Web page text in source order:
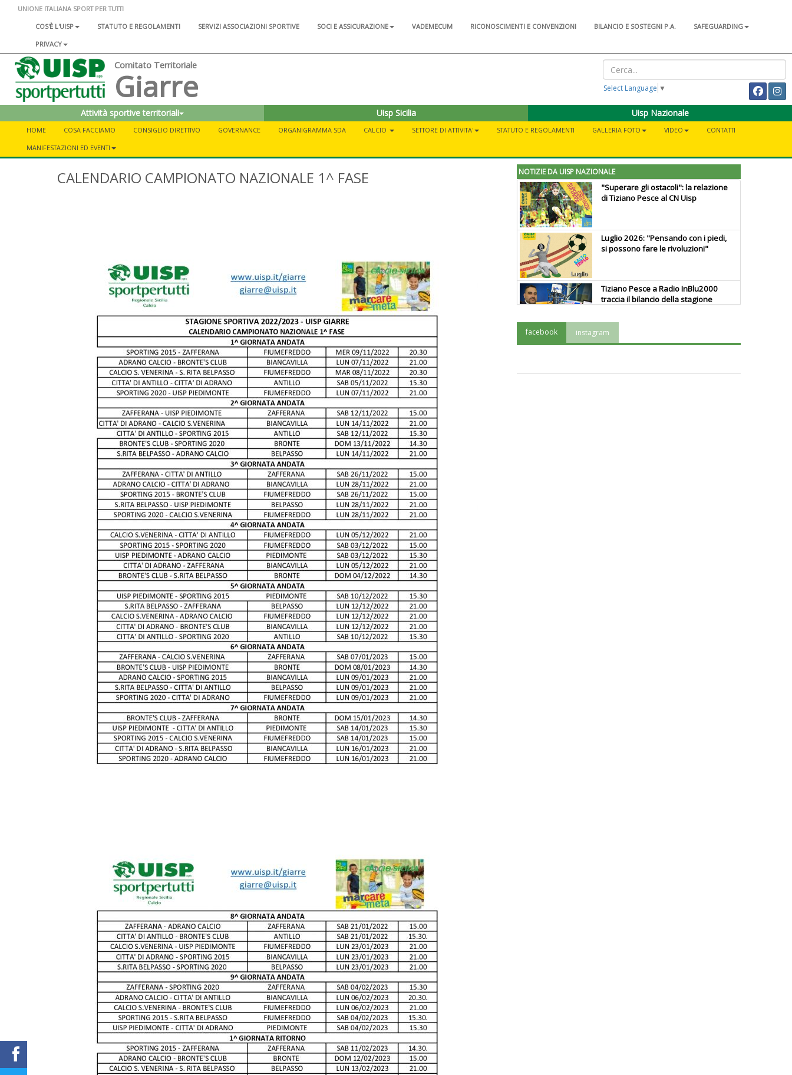
UNIONE ITALIANA SPORT PER TUTTI
COS'È L'UISP
STATUTO E REGOLAMENTI SERVIZI ASSOCIAZIONI SPORTIVE SOCI E ASSICURAZIONE VADEMECUM RICONOSCIMENTI E CONVENZIONI BILANCIO E SOSTEGNI P.A.
SAFEGUARDING
PRIVACY
Comitato Territoriale
Giarre Select Language ▼
Attività sportive territoriali Uisp Sicilia Uisp Nazionale
HOME COSA FACCIAMO CONSIGLIO DIRETTIVO GOVERNANCE ORGANIGRAMMA SDA CALCIO SETTORE DI ATTIVITA' STATUTO E REGOLAMENTI GALLERIA FOTO VIDEO
CONTATTI
MANIFESTAZIONI ED EVENTI
CALENDARIO CAMPIONATO NAZIONALE 1^ FASE NOTIZIE DA UISP NAZIONALE
"Superare gli ostacoli": la relazione
di Tiziano Pesce al CN Uisp
Luglio 2026: "Pensando con i piedi,
si possono fare le rivoluzioni"
Tiziano Pesce a Radio InBlu2000
traccia il bilancio della stagione
facebook instagram